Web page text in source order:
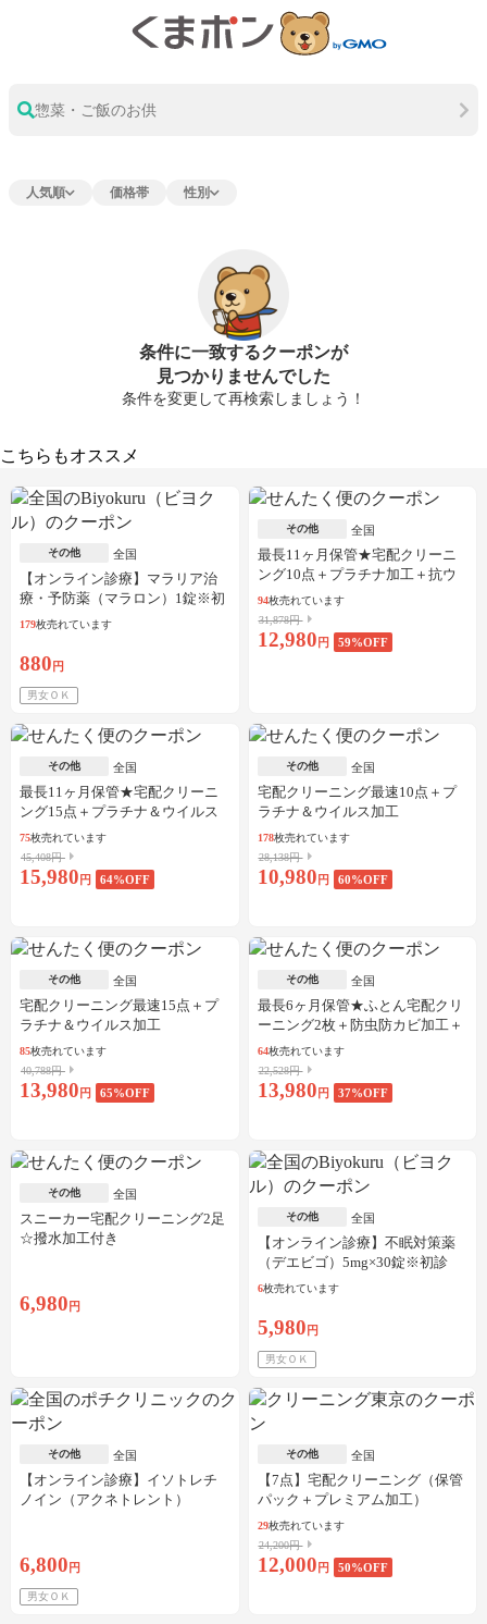
惣菜・ご飯のお供
人気順 価格帯 性別
条件に一致するクーポンが
見つかりませんでした
条件を変更して再検索しましょう！
こちらもオススメ
その他 全国
【オンライン診療】マラリア治
療・予防薬（マラロン）1錠※初
診料・送料込／30枚可
179枚売れています
880 円
男女ＯＫ
その他 全国
最長11ヶ月保管★宅配クリーニ
ング10点＋プラチナ加工＋抗ウ
イルス加工
94枚売れています
31,878円
12,980 円 59%OFF
その他 全国
最長11ヶ月保管★宅配クリーニ
ング15点＋プラチナ＆ウイルス
加工
75枚売れています
45,408円
15,980 円 64%OFF
その他 全国
宅配クリーニング最速10点＋プ
ラチナ＆ウイルス加工
178枚売れています
28,138円
10,980 円 60%OFF
その他 全国
宅配クリーニング最速15点＋プ
ラチナ＆ウイルス加工
85枚売れています
40,788円
13,980 円 65%OFF
その他 全国
最長6ヶ月保管★ふとん宅配クリ
ーニング2枚＋防虫防カビ加工＋
しみ抜き
64枚売れています
22,528円
13,980 円 37%OFF
その他 全国
スニーカー宅配クリーニング2足
☆撥水加工付き
6,980 円
その他 全国
【オンライン診療】不眠対策薬
（デエビゴ）5mg×30錠※初診
料・送料込
6枚売れています
5,980 円
男女ＯＫ
その他 全国
【オンライン診療】イソトレチ
ノイン（アクネトレント）
6,800 円
男女ＯＫ
その他 全国
【7点】宅配クリーニング（保管
パック＋プレミアム加工）
29枚売れています
24,200円
12,000 円 50%OFF